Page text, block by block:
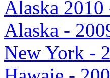
Alaska
Alaska -
New York -